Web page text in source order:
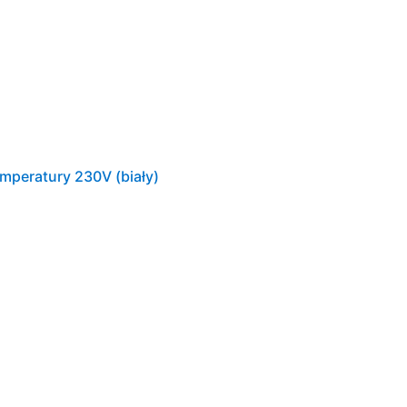
230V (biały)